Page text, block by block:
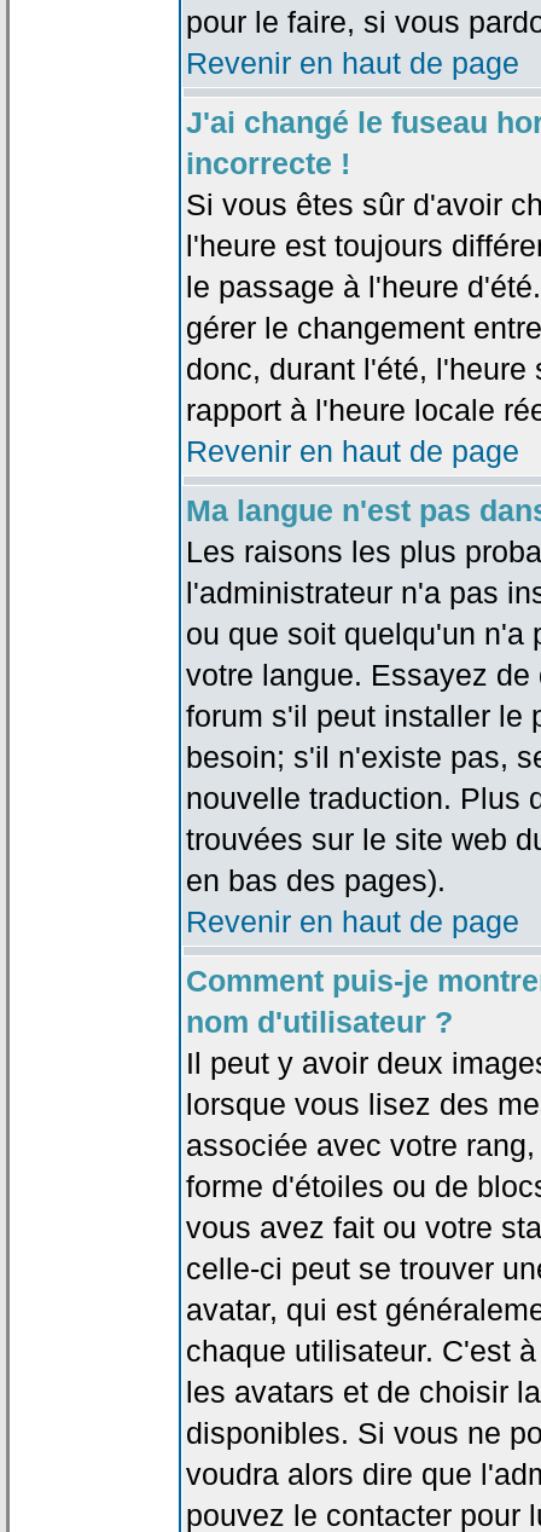
pour le faire, si vous
Revenir en haut de page
J'ai changé le fuseau
incorrecte !
Si vous êtes sûr d'avoir
l'heure est toujours
le passage à l'heure
gérer le changement
donc, durant l'été, l'heure
rapport à l'heure locale
Revenir en haut de page
Ma langue n'est pas
Les raisons les plus
l'administrateur n'a pas
ou que soit quelqu'un n'a
votre langue. Essayez
forum s'il peut installer le
besoin; s'il n'existe pas,
nouvelle traduction. Plus
trouvées sur le site web
en bas des pages).
Revenir en haut de page
Comment puis-je
nom d'utilisateur ?
Il peut y avoir deux
lorsque vous lisez des
associée avec votre
forme d'étoiles ou de
vous avez fait ou votre
celle-ci peut se trouver
avatar, qui est
chaque utilisateur. C'est
les avatars et de choisir
disponibles. Si vous ne
voudra alors dire que
pouvez le contacter pour